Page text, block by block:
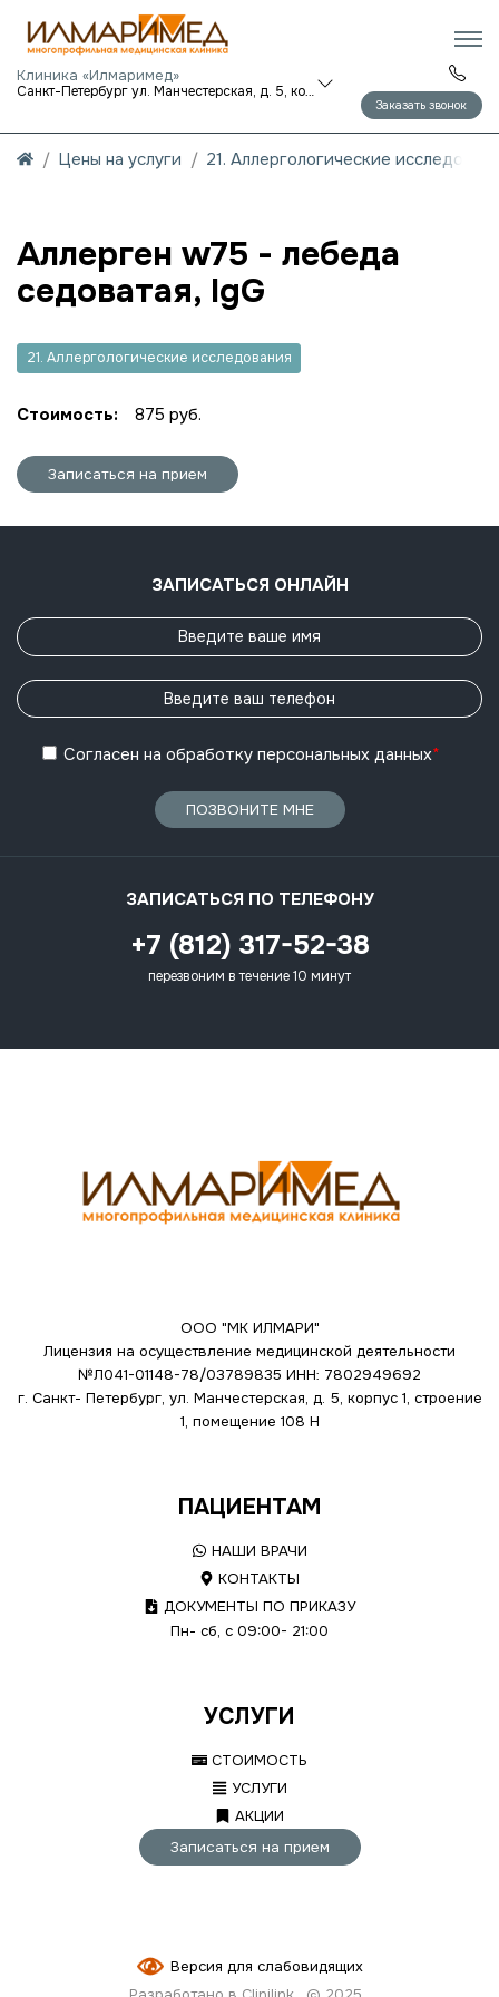
Клиника «Илмаримед»
Санкт-Петербург ул. Манчестерская, д. 5, корп. 1
Заказать звонок
Цены на услуги 21. Аллергологические
Аллерген w75 - лебеда
седоватая, IgG
21. Аллергологические исследования
Стоимость: 875 руб.
Записаться на прием
ЗАПИСАТЬСЯ ОНЛАЙН
Согласен на обработку персональных данных*
ПОЗВОНИТЕ МНЕ
ЗАПИСАТЬСЯ ПО ТЕЛЕФОНУ
+7 (812) 317-52-38
перезвоним в течение 10 минут
ООО "МК ИЛМАРИ"
Лицензия на осуществление медицинской деятельности
№Л041-01148-78/03789835 ИНН: 7802949692
г. Санкт- Петербург, ул. Манчестерская, д. 5, корпус 1, строение
1, помещение 108 Н
ПАЦИЕНТАМ
НАШИ ВРАЧИ
КОНТАКТЫ
ДОКУМЕНТЫ ПО ПРИКАЗУ
Пн- сб, с 09:00- 21:00
УСЛУГИ
СТОИМОСТЬ
УСЛУГИ
АКЦИИ
Записаться на прием
Версия для слабовидящих